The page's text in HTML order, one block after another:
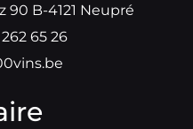
90 B-4121 Neupré
65 26